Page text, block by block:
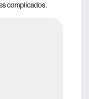
complicados.